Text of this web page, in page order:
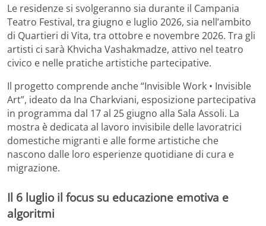
Le residenze si svolgeranno sia durante il Campania
Teatro Festival, tra giugno e luglio 2026, sia nell’ambito
di Quartieri di Vita, tra ottobre e novembre 2026. Tra gli
artisti ci sarà Khvicha Vashakmadze, attivo nel teatro
civico e nelle pratiche artistiche partecipative.
Il progetto comprende anche “Invisible Work • Invisible
Art”, ideato da Ina Charkviani, esposizione partecipativa
in programma dal 17 al 25 giugno alla Sala Assoli. La
mostra è dedicata al lavoro invisibile delle lavoratrici
domestiche migranti e alle forme artistiche che
nascono dalle loro esperienze quotidiane di cura e
migrazione.
Il 6 luglio il focus su educazione emotiva e
algoritmi